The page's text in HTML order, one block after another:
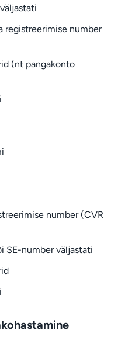
registreerimise number
(nt pangakonto
number (CVR
SE-number väljastati